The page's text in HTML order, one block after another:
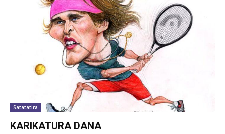
Satatatira
KARIKATURA DANA